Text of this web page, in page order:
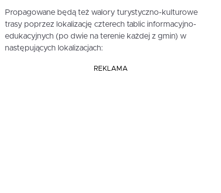
Propagowane będą też walory turystyczno-kulturowe
trasy poprzez lokalizację czterech tablic informacyjno-
edukacyjnych (po dwie na terenie każdej z gmin) w
następujących lokalizacjach:
REKLAMA